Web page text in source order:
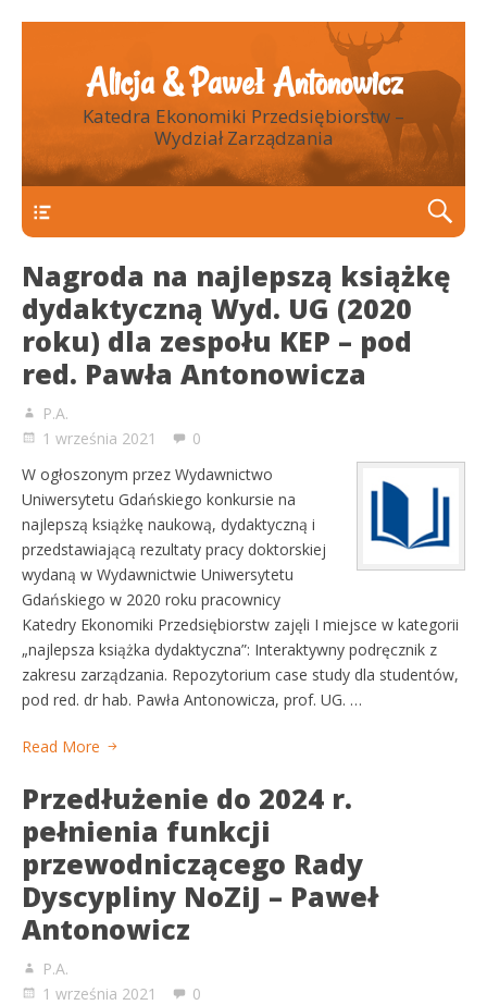
Alicja & Paweł Antonowicz
Katedra Ekonomiki Przedsiębiorstw –
Wydział Zarządzania
Nagroda na najlepszą książkę
dydaktyczną Wyd. UG (2020
roku) dla zespołu KEP – pod
red. Pawła Antonowicza
P.A.
1 września 2021
0
W ogłoszonym przez Wydawnictwo
Uniwersytetu Gdańskiego konkursie na
najlepszą książkę naukową, dydaktyczną i
przedstawiającą rezultaty pracy doktorskiej
wydaną w Wydawnictwie Uniwersytetu
Gdańskiego w 2020 roku pracownicy
Katedry Ekonomiki Przedsiębiorstw zajęli I miejsce w kategorii
„najlepsza książka dydaktyczna”: Interaktywny podręcznik z
zakresu zarządzania. Repozytorium case study dla studentów,
pod red. dr hab. Pawła Antonowicza, prof. UG. …
Read More
Przedłużenie do 2024 r.
pełnienia funkcji
przewodniczącego Rady
Dyscypliny NoZiJ – Paweł
Antonowicz
P.A.
1 września 2021
0